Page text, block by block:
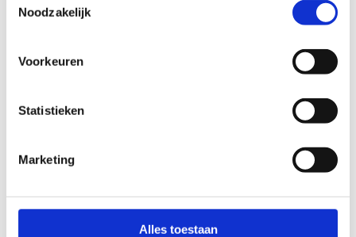
Noodzakelijk
Voorkeuren
Statistieken
Marketing
Alles toestaan
Anti-Robot Verification
Click to start verification